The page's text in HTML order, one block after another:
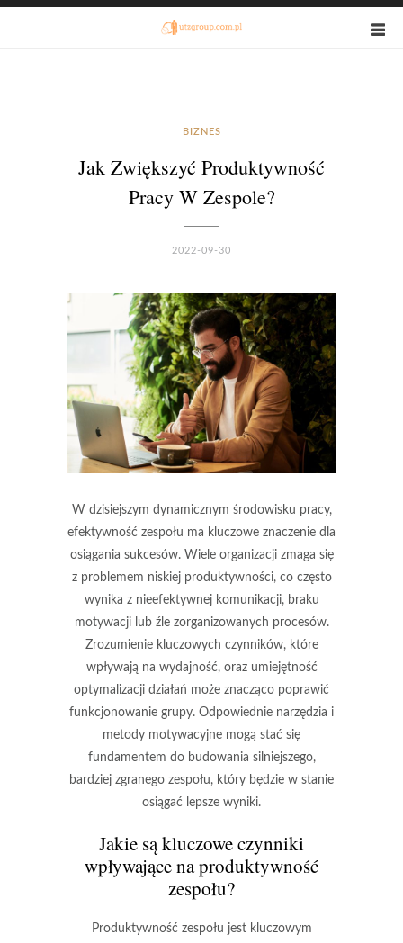
BIZNES
Jak Zwiększyć Produktywność
Pracy W Zespole?
2022-09-30
W dzisiejszym dynamicznym środowisku pracy,
efektywność zespołu ma kluczowe znaczenie dla
osiągania sukcesów. Wiele organizacji zmaga się
z problemem niskiej produktywności, co często
wynika z nieefektywnej komunikacji, braku
motywacji lub źle zorganizowanych procesów.
Zrozumienie kluczowych czynników, które
wpływają na wydajność, oraz umiejętność
optymalizacji działań może znacząco poprawić
funkcjonowanie grupy. Odpowiednie narzędzia i
metody motywacyjne mogą stać się
fundamentem do budowania silniejszego,
bardziej zgranego zespołu, który będzie w stanie
osiągać lepsze wyniki.
Jakie są kluczowe czynniki
wpływające na produktywność
zespołu?
Produktywność zespołu jest kluczowym